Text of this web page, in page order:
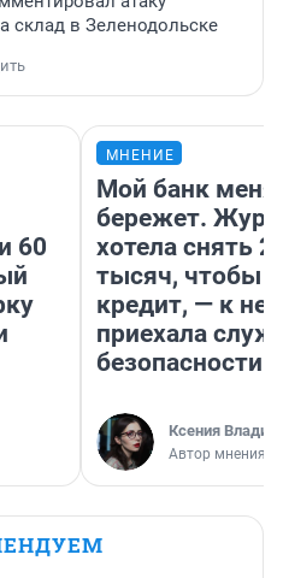
склад в Зеленодольске
60
МНЕНИЕ
Мой банк меня
бережет.
хотела снять
тысяч, чтобы
кредит, — к
приехала
безопасности
Ксения
Автор мнения